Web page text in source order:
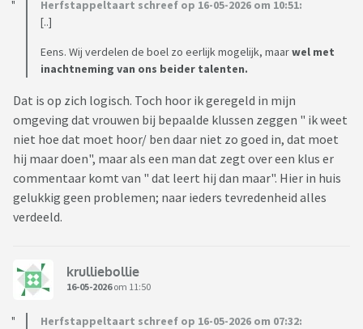
Herfstappeltaart schreef op 16-05-2026 om 10:51:
[..]
Eens. Wij verdelen de boel zo eerlijk mogelijk, maarwel met
inachtneming van ons beider talenten.
Dat is op zich logisch. Toch hoor ik geregeld in mijn
omgeving dat vrouwen bij bepaalde klussen zeggen " ik weet
niet hoe dat moet hoor/ ben daar niet zo goed in, dat moet
hij maar doen", maar als een man dat zegt over een klus er
commentaar komt van " dat leert hij dan maar". Hier in huis
gelukkig geen problemen; naar ieders tevredenheid alles
verdeeld.
krulliebollie
16-05-2026om 11:50
Herfstappeltaart schreef op 16-05-2026 om 07:32: